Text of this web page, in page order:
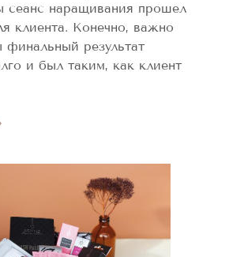
сеанс наращивания прошел
клиента. Конечно, важно
финальный результат
и был таким, как клиент